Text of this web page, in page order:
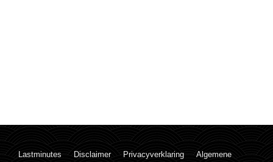
Lastminutes Disclaimer Privacyverklaring
Algemene